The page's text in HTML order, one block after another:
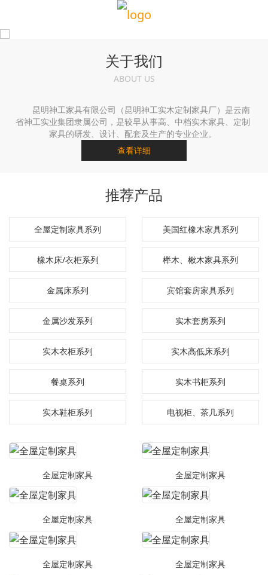
关于我们
ABOUT US
昆明神工家具有限公司（昆明神工实木定制家具厂）是云南
省神工实业集团隶属公司，是较早从事高、中档实木家具、定制
家具的研发、设计、配套及生产的专业企业。
查看详细
推荐产品
全屋定制家具系列 美国红橡木家具系列
橡木床/衣柜系列 榉木、楸木家具系列
金属床系列 宾馆套房家具系列
金属沙发系列 实木套房系列
实木衣柜系列 实木高低床系列
餐桌系列 实木书柜系列
实木鞋柜系列 电视柜、茶几系列
全屋定制家具 全屋定制家具
全屋定制家具 全屋定制家具
全屋定制家具 全屋定制家具